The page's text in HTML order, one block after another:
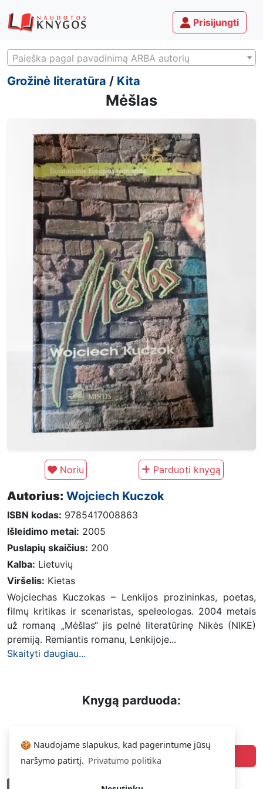
🍪 Naudojame slapukus, kad pagerintume jūsų
naršymo patirtį. Privatumo politika
Prisijungti
Paieška pagal pavadinimą ARBA autorių
Grožinė literatūra / Kita
Mėšlas
Noriu Parduoti knygą
Autorius: Wojciech Kuczok
ISBN kodas: 9785417008863
Išleidimo metai: 2005
Puslapių skaičius: 200
Kalba: Lietuvių
Viršelis: Kietas
Wojciechas Kuczokas – Lenkijos prozininkas, poetas,
filmų kritikas ir scenaristas, speleologas. 2004 metais
už romaną „Mėšlas“ jis pelnė literatūrinę Nikės (NIKE)
premiją. Remiantis romanu, Lenkijoje...
Skaityti daugiau...
Knygą parduoda: